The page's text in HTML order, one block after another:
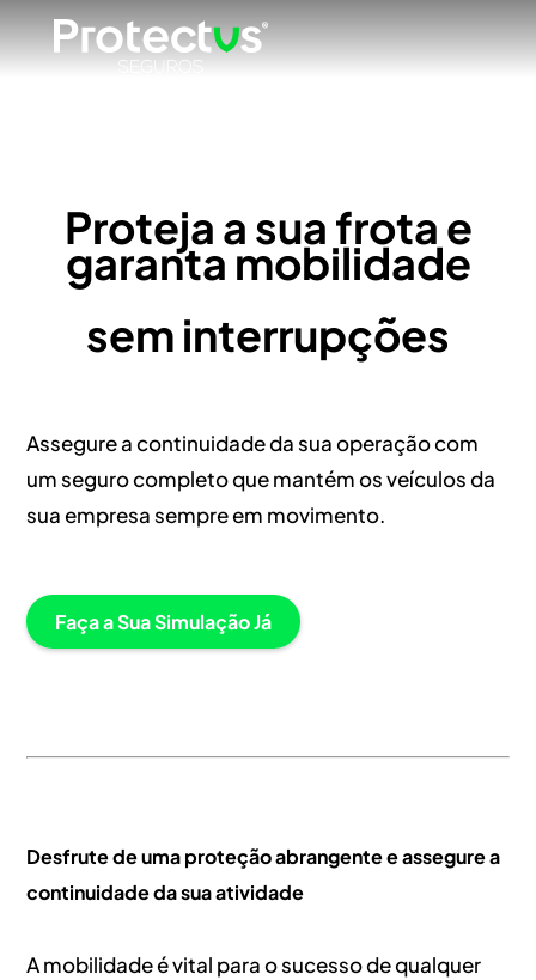
Proteja a sua frota e
garanta mobilidade
sem interrupções
Assegure a continuidade da sua operação com
um seguro completo que mantém os veículos da
sua empresa sempre em movimento.
Faça a Sua Simulação Já
Desfrute de uma proteção abrangente e assegure a
continuidade da sua atividade
A mobilidade é vital para o sucesso de qualquer